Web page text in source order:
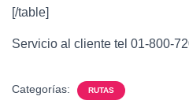
[/table]
Servicio al cliente tel 01-800-
Categorías: RUTAS